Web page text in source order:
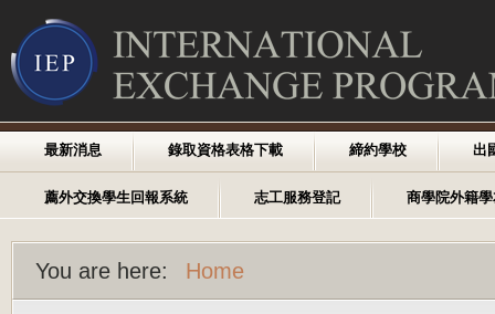
最新消息 錄取資格表格下載 締約學校 出
薦外交換學生回報系統 志工服務登記 商學院外籍
You are here: Home